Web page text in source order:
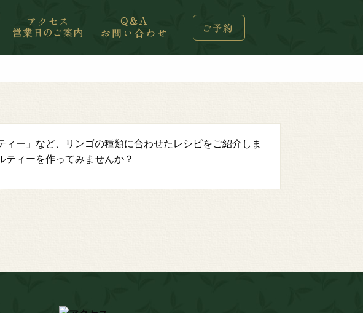
ー」など、リンゴの種類に合わせたレシピをご紹介しま
ィーを作ってみませんか？